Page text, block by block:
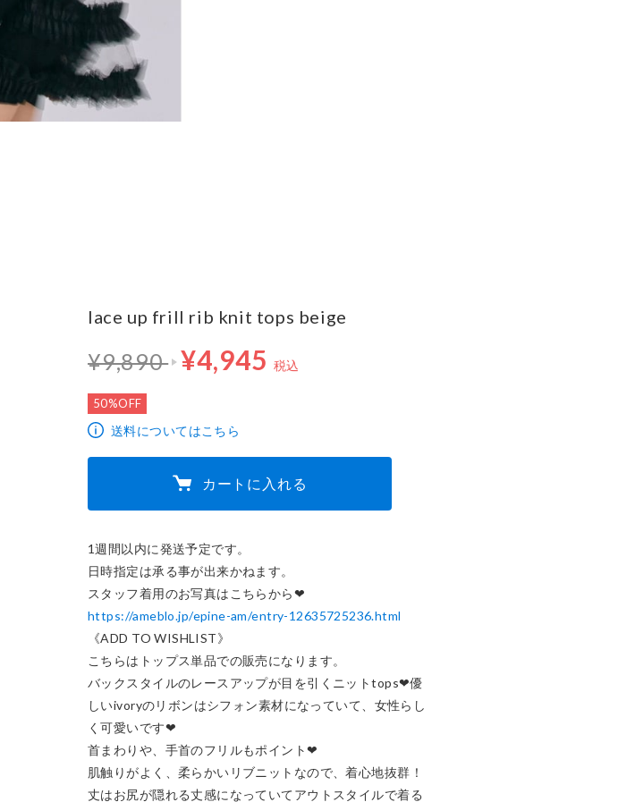
lace up frill rib knit tops beige
¥9,890 ¥4,945 税込
4,945円
50%OFF
送料についてはこちら
カートに入れる
1週間以内に発送予定です。
日時指定は承る事が出来かねます。
https://ameblo.jp/epine-am/entry-12635725236.html
《ADD TO WISHLIST》
こちらはトップス単品での販売になります。
バックスタイルのレースアップが目を引くニットtops❤︎優
しいivoryのリボンはシフォン素材になっていて、女性らし
く可愛いです❤︎
首まわりや、手首のフリルもポイント❤︎
肌触りがよく、柔らかいリブニットなので、着心地抜群！
丈はお尻が隠れる丈感になっていてアウトスタイルで着る